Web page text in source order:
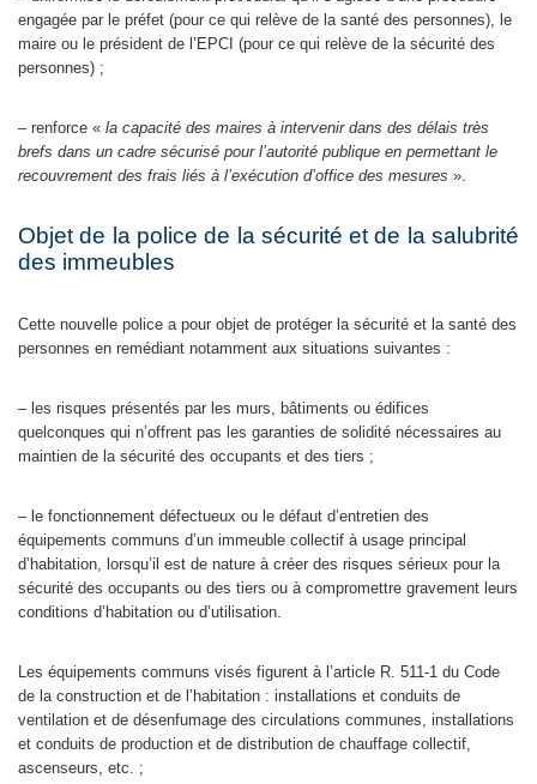
engagée par le préfet (pour ce qui relève de la santé des personnes), le
maire ou le président de l’EPCI (pour ce qui relève de la sécurité des
personnes) ;
– renforce « la capacité des maires à intervenir dans des délais très
brefs dans un cadre sécurisé pour l’autorité publique en permettant le
recouvrement des frais liés à l’exécution d’office des mesures ».
Objet de la police de la sécurité et de la salubrité
des immeubles
Cette nouvelle police a pour objet de protéger la sécurité et la santé des
personnes en remédiant notamment aux situations suivantes :
– les risques présentés par les murs, bâtiments ou édifices
quelconques qui n’offrent pas les garanties de solidité nécessaires au
maintien de la sécurité des occupants et des tiers ;
– le fonctionnement défectueux ou le défaut d’entretien des
équipements communs d’un immeuble collectif à usage principal
d’habitation, lorsqu’il est de nature à créer des risques sérieux pour la
sécurité des occupants ou des tiers ou à compromettre gravement leurs
conditions d’habitation ou d’utilisation.
Les équipements communs visés figurent à l’article R. 511-1 du Code
de la construction et de l’habitation : installations et conduits de
ventilation et de désenfumage des circulations communes, installations
et conduits de production et de distribution de chauffage collectif,
ascenseurs, etc. ;